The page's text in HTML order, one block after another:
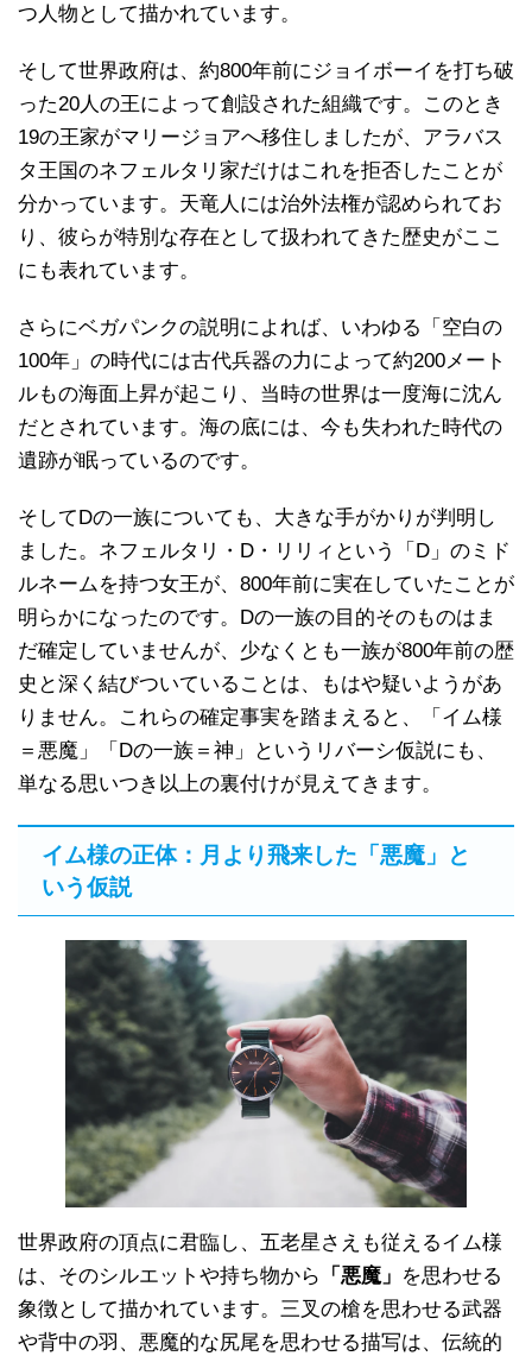
つ人物として描かれています。
そして世界政府は、約800年前にジョイボーイを打ち破
った20人の王によって創設された組織です。このとき
19の王家がマリージョアへ移住しましたが、アラバス
タ王国のネフェルタリ家だけはこれを拒否したことが
分かっています。天竜人には治外法権が認められてお
り、彼らが特別な存在として扱われてきた歴史がここ
にも表れています。
さらにベガパンクの説明によれば、いわゆる「空白の
100年」の時代には古代兵器の力によって約200メート
ルもの海面上昇が起こり、当時の世界は一度海に沈ん
だとされています。海の底には、今も失われた時代の
遺跡が眠っているのです。
そしてDの一族についても、大きな手がかりが判明し
ました。ネフェルタリ・D・リリィという「D」のミド
ルネームを持つ女王が、800年前に実在していたことが
明らかになったのです。Dの一族の目的そのものはま
だ確定していませんが、少なくとも一族が800年前の歴
史と深く結びついていることは、もはや疑いようがあ
りません。これらの確定事実を踏まえると、「イム様
＝悪魔」「Dの一族＝神」というリバーシ仮説にも、
単なる思いつき以上の裏付けが見えてきます。
イム様の正体：月より飛来した「悪魔」と
いう仮説
世界政府の頂点に君臨し、五老星さえも従えるイム様
は、そのシルエットや持ち物から
「悪魔」 を思わせる
象徴として描かれています。三叉の槍を思わせる武器
や背中の羽、悪魔的な尻尾を思わせる描写は、伝統的